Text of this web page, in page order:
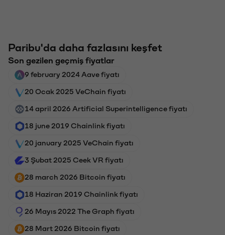
Paribu'da daha fazlasını keşfet
Son gezilen geçmiş fiyatlar
9 february 2024 Aave fiyatı
20 Ocak 2025 VeChain fiyatı
14 april 2026 Artificial Superintelligence fiyatı
18 june 2019 Chainlink fiyatı
20 january 2025 VeChain fiyatı
3 Şubat 2025 Ceek VR fiyatı
28 march 2026 Bitcoin fiyatı
18 Haziran 2019 Chainlink fiyatı
26 Mayıs 2022 The Graph fiyatı
28 Mart 2026 Bitcoin fiyatı